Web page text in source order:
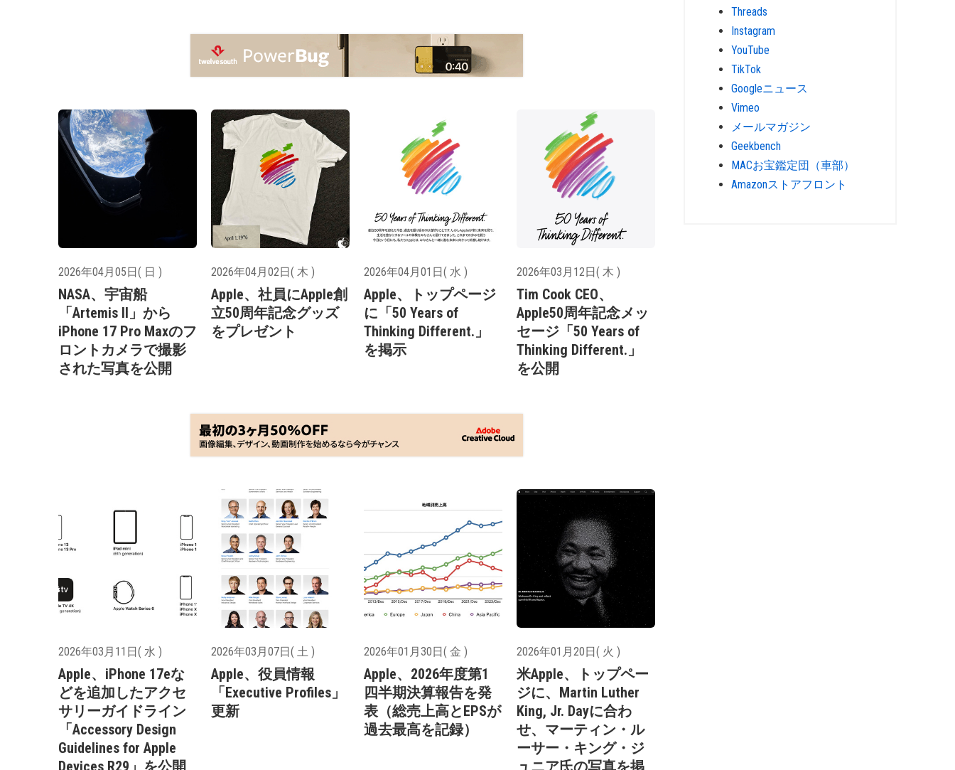
2026年04月05日( 日 )
NASA、宇宙船
「Artemis II」から
iPhone 17 Pro Maxのフ
ロントカメラで撮影
された写真を公開
2026年04月02日( 木 )
Apple、社員にApple創
立50周年記念グッズ
をプレゼント
2026年04月01日( 水 )
Apple、トップページ
に「50 Years of
Thinking Different.」
を掲示
2026年03月12日( 木 )
Tim Cook CEO、
Apple50周年記念メッ
セージ「50 Years of
Thinking Different.」
を公開
2026年03月11日( 水 )
Apple、iPhone 17eな
どを追加したアクセ
サリーガイドライン
「Accessory Design
Guidelines for Apple
Devices R29」を公開
2026年03月07日( 土 )
Apple、役員情報
「Executive Profiles」
更新
2026年01月30日( 金 )
Apple、2026年度第1
四半期決算報告を発
表（総売上高とEPSが
過去最高を記録）
2026年01月20日( 火 )
米Apple、トップペー
ジに、Martin Luther
King, Jr. Dayに合わ
せ、マーティン・ル
ーサー・キング・ジ
ュニア氏の写真を掲
Threads
Instagram
YouTube
TikTok
Googleニュース
Vimeo
メールマガジン
Geekbench
MACお宝鑑定団（車部）
Amazonストアフロント